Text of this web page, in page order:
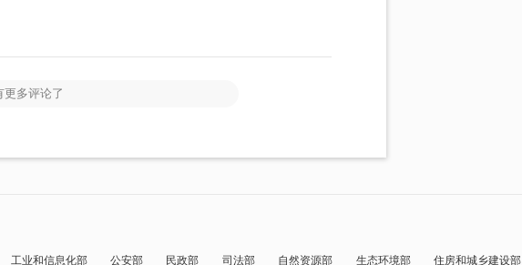
更多评论了
工业和信息化部 公安部 民政部 司法部 自然资源部 生态环境部 住房和城乡建设部